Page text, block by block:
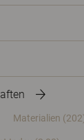
Materialien